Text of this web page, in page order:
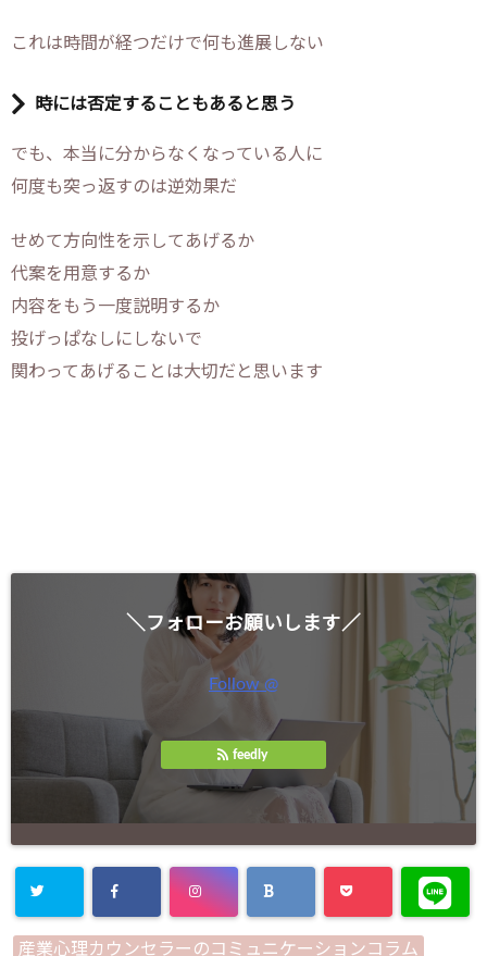
これは時間が経つだけで何も進展しない
時には否定することもあると思う
でも、本当に分からなくなっている人に
何度も突っ返すのは逆効果だ
せめて方向性を示してあげるか
代案を用意するか
内容をもう一度説明するか
投げっぱなしにしないで
関わってあげることは大切だと思います
＼フォローお願いします／
Follow @
feedly
産業心理カウンセラーのコミュニケーションコラム